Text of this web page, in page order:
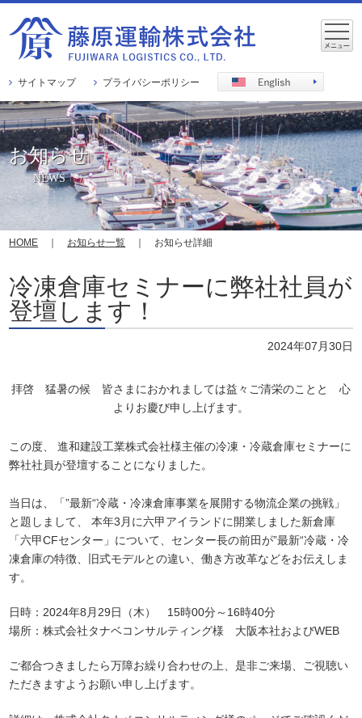
サイトマップ プライバシーポリシー
お知らせ
NEWS
HOME お知らせ一覧 ｜ お知らせ詳細
冷凍倉庫セミナーに弊社社員が
登壇します！
2024年07月30日
拝啓 猛暑の候 皆さまにおかれましては益々ご清栄のことと 心
よりお慶び申し上げます。
この度、 進和建設工業株式会社様主催の冷凍・冷蔵倉庫セミナーに
弊社社員が登壇することになりました。
当日は、「”最新“冷蔵・冷凍倉庫事業を展開する物流企業の挑戦」
と題しまして、 本年3月に六甲アイランドに開業しました新倉庫
「六甲CFセンター」について、センター長の前田が”最新“冷蔵・冷
凍倉庫の特徴、旧式モデルとの違い、働き方改革などをお伝えしま
す。
日時：2024年8月29日（木） 15時00分～16時40分
場所：株式会社タナベコンサルティング様 大阪本社およびWEB
ご都合つきましたら万障お繰り合わせの上、是非ご来場、ご視聴い
ただきますようお願い申し上げます。